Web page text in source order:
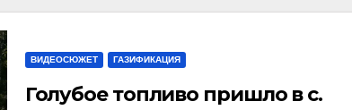
ВИДЕОСЮЖЕТ ГАЗИФИКАЦИЯ
Голубое топливо пришло в с.